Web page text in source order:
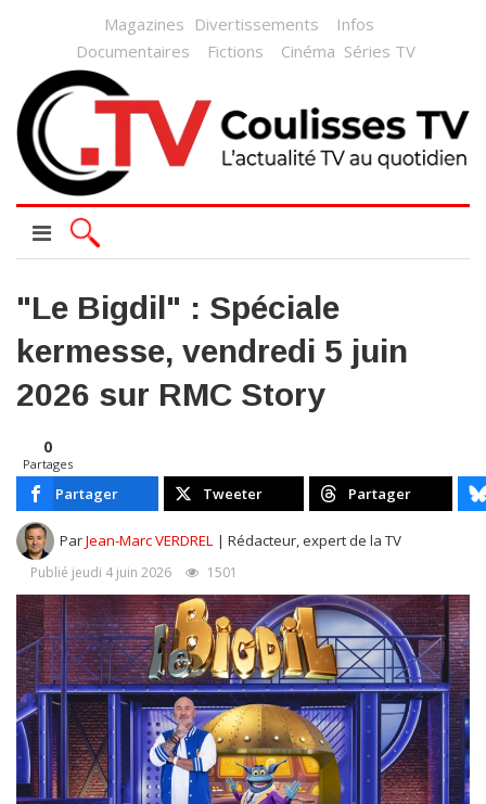
Magazines Divertissements
Infos
Documentaires
Fictions Cinéma Séries TV
"Le Bigdil" : Spéciale
kermesse, vendredi 5 juin
2026 sur RMC Story
0
Partages
Partager Tweeter Partager
ParJean-Marc VERDREL | Rédacteur, expert de la TV
Publié jeudi 4 juin 2026 1501